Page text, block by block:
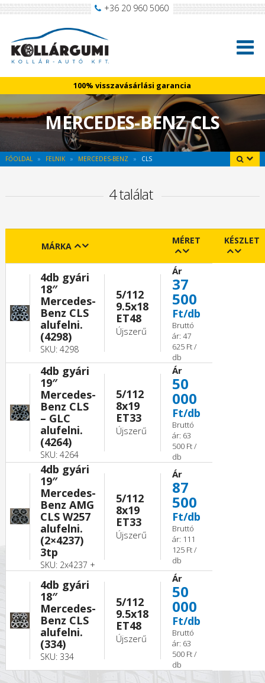
+36 20 960 5060
100% visszavásárlási garancia
MERCEDES-BENZ CLS
FŐOLDAL FELNIK MERCEDES-BENZ CLS
4 találat
MÁRKA
MÉRET KÉSZLET
4db gyári
18″
Mercedes-
Benz CLS
alufelni.
(4298)
SKU: 4298
5/112
9.5x18
ET48
Újszerű
Ár
37
500
Ft/db
Bruttó
ár: 47
625 Ft /
db
4db gyári
19″
Mercedes-
Benz CLS
– GLC
alufelni.
(4264)
SKU: 4264
5/112
8x19
ET33
Újszerű
Ár
50
000
Ft/db
Bruttó
ár: 63
500 Ft /
db
4db gyári
19″
Mercedes-
Benz AMG
CLS W257
alufelni.
(2×4237)
3tp
SKU: 2x4237 +
5/112
8x19
ET33
Újszerű
Ár
87
500
Ft/db
Bruttó
ár: 111
125 Ft /
db
4db gyári
18″
Mercedes-
Benz CLS
alufelni.
(334)
SKU: 334
5/112
9.5x18
ET48
Újszerű
Ár
50
000
Ft/db
Bruttó
ár: 63
500 Ft /
db